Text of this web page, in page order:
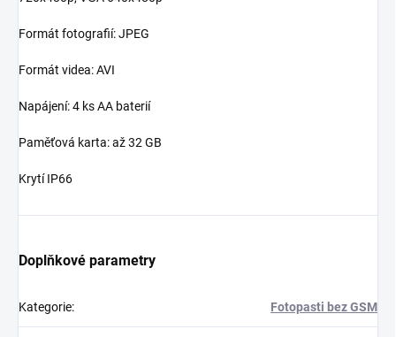
Formát fotografií: JPEG
Formát videa: AVI
Napájení: 4 ks AA baterií
Paměťová karta: až 32 GB
Krytí IP66
Doplňkové parametry
Kategorie: Fotopasti bez GSM